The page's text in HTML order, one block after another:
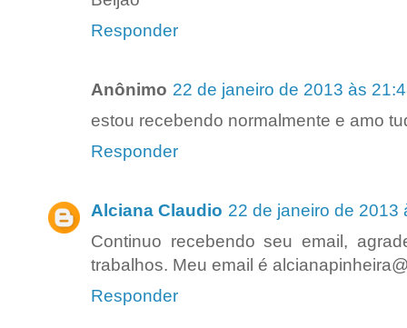
Responder
Anônimo 22 de janeiro de 2013 às
estou recebendo normalmente e amo
Responder
Alciana Claudio 22 de janeiro de 2013
Continuo recebendo seu email,
trabalhos. Meu email é
Responder